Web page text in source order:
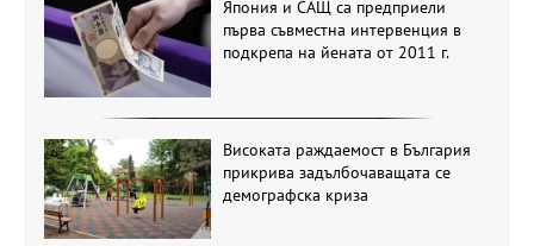
Япония и САЩ са предприели
първа съвместна интервенция в
подкрепа на йената от 2011 г.
Високата раждаемост в България
прикрива задълбочаващата се
демографска криза